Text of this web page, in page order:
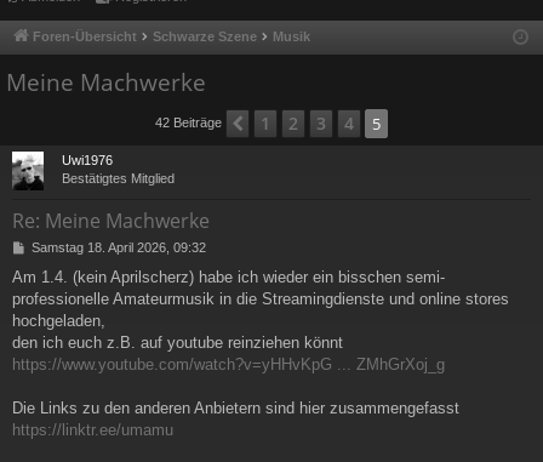
en Foren-Übersicht Schwarze Szene Musik
Meine Machwerke
42 Beiträge Vorherige
1 2 3 4 5
Uwi1976
Bestätigtes Mitglied
Re: Meine Machwerke
B
t
r
a
Samstag 18. April 2026, 09:32
Am 1.4. (kein Aprilscherz) habe ich wieder ein bisschen semi-
professionelle Amateurmusik in die Streamingdienste und online stores
hochgeladen,
den ich euch z.B. auf youtube reinziehen könnt
https://www.youtube.com/watch?v=yHHvKpG ... ZMhGrXoj_g
Die Links zu den anderen Anbietern sind hier zusammengefasst
https://linktr.ee/umamu